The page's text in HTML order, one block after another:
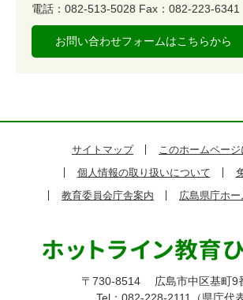
電話：082-513-5028 Fax：082-223-6341
お問い合わせフォームはこちらから
サイトマップ
このホームページ
個人情報の取り扱いについて
教育委員会庁舎案内
広島県庁ホ
〒730-8514
広島市中区基町9